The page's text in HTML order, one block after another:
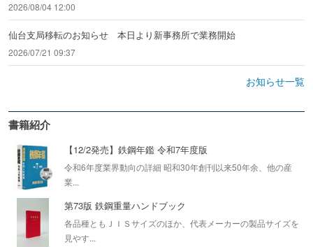
2026/08/04 12:00
仙台支局移転のお知らせ 本日より新事務所で業務開始
2026/07/21 09:37
お知らせ一覧
書籍紹介
【12/2発売】鉄鋼年鑑 令和7年度版
令和6年度業界動向の詳細 昭和30年創刊以来50年余、他の産
業...
第73版 鉄鋼重量ハンドブック
各品種ともＪＩＳサイズのほか、代表メーカーの製品サイズを
見やす...